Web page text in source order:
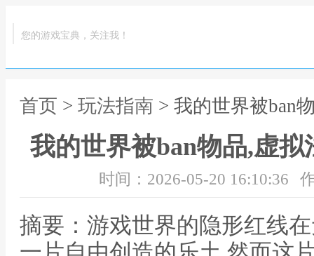
您的游戏宝典，关注我！
首页 > 玩法指南 > 我的世界被ban
我的世界被ban物品,虚
时间：2026-05-20 16:10:36
摘要：游戏世界的隐形红线